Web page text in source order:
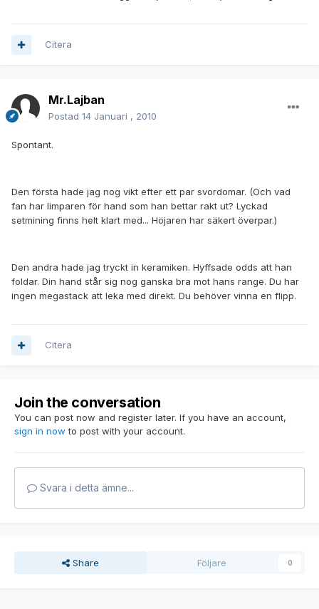
Citera
Mr.Lajban
Postad 14 Januari , 2010
Spontant.
Den första hade jag nog vikt efter ett par svordomar. (Och vad
fan har limparen för hand som han bettar rakt ut? Lyckad
setmining finns helt klart med... Höjaren har säkert överpar.)
Den andra hade jag tryckt in keramiken. Hyffsade odds att han
foldar. Din hand står sig nog ganska bra mot hans range. Du har
ingen megastack att leka med direkt. Du behöver vinna en flipp.
Citera
Join the conversation
You can post now and register later. If you have an account,
sign in now to post with your account.
Svara i detta ämne...
Share Följare 0